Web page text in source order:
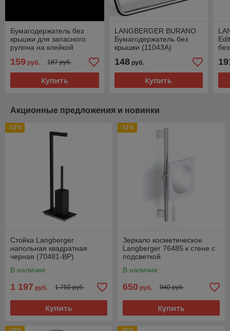
Бумагодержатель без
крышки для запасного
рулона на клейкой
159 руб. 187 руб.
Купить
LANGBERGER BURANO
Бумагодержатель без
крышки (11043А)
148руб.
Купить
Акционные предложения и новинки
-32%
Стойка Langberger
напольная квадратная
черная (70481-BP)
В наличии
1 197 руб. 1 750 руб.
Купить
-31%
Зеркало косметическое
Langberger 76485 к стене с
подсветкой
В наличии
650 руб. 940 руб.
Купить